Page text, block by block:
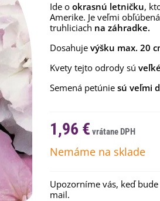
Ide o okrasnú letničku,
Amerike. Je veľmi
truhliciach na záhradke.
Dosahuje výšku max. 20
Kvety tejto odrody sú
Semená petúnie sú veľmi
1,96 €
Nemáme na sklade
Upozorníme vás, keď
mail.